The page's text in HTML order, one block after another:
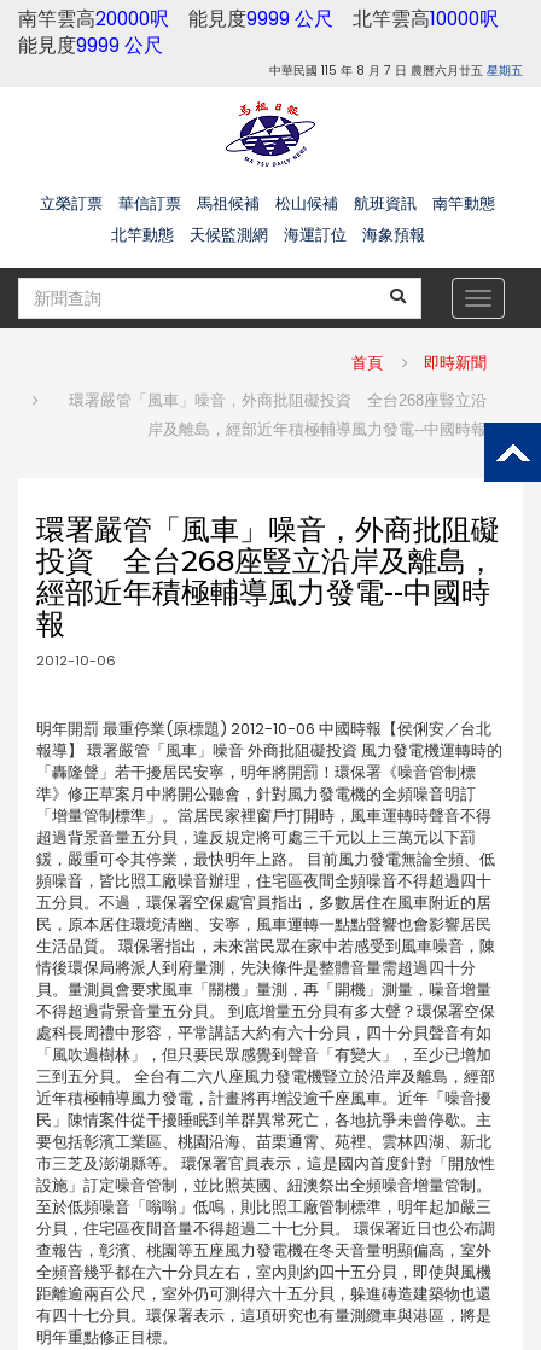
南竿雲高20000呎 能見度9999 公尺 北竿雲高10000呎
能見度9999 公尺
中華民國 115 年 8 月 7 日 農曆六月廿五 星期五
立榮訂票 華信訂票 馬祖候補 松山候補 航班資訊
南竿動態
北竿動態
天候監測網 海運訂位 海象預報
Toggle
首頁 即時新聞
環署嚴管「風車」噪音，外商批阻礙投資 全台268座豎立沿
岸及離島，經部近年積極輔導風力發電--中國時報
環署嚴管「風車」噪音，外商批阻礙
投資 全台268座豎立沿岸及離島，
經部近年積極輔導風力發電--中國時
報
2012-10-06
明年開罰 最重停業(原標題) 2012-10-06 中國時報【侯俐安／台北
報導】 環署嚴管「風車」噪音 外商批阻礙投資 風力發電機運轉時的
「轟隆聲」若干擾居民安寧，明年將開罰！環保署《噪音管制標
準》修正草案月中將開公聽會，針對風力發電機的全頻噪音明訂
「增量管制標準」。當居民家裡窗戶打開時，風車運轉時聲音不得
超過背景音量五分貝，違反規定將可處三千元以上三萬元以下罰
鍰，嚴重可令其停業，最快明年上路。 目前風力發電無論全頻、低
頻噪音，皆比照工廠噪音辦理，住宅區夜間全頻噪音不得超過四十
五分貝。不過，環保署空保處官員指出，多數居住在風車附近的居
民，原本居住環境清幽、安寧，風車運轉一點點聲響也會影響居民
生活品質。 環保署指出，未來當民眾在家中若感受到風車噪音，陳
情後環保局將派人到府量測，先決條件是整體音量需超過四十分
貝。量測員會要求風車「關機」量測，再「開機」測量，噪音增量
不得超過背景音量五分貝。 到底增量五分貝有多大聲？環保署空保
處科長周禮中形容，平常講話大約有六十分貝，四十分貝聲音有如
「風吹過樹林」，但只要民眾感覺到聲音「有變大」，至少已增加
三到五分貝。 全台有二六八座風力發電機豎立於沿岸及離島，經部
近年積極輔導風力發電，計畫將再增設逾千座風車。近年「噪音擾
民」陳情案件從干擾睡眠到羊群異常死亡，各地抗爭未曾停歇。主
要包括彰濱工業區、桃園沿海、苗栗通霄、苑裡、雲林四湖、新北
市三芝及澎湖縣等。 環保署官員表示，這是國內首度針對「開放性
設施」訂定噪音管制，並比照英國、紐澳祭出全頻噪音增量管制。
至於低頻噪音「嗡嗡」低鳴，則比照工廠管制標準，明年起加嚴三
分貝，住宅區夜間音量不得超過二十七分貝。 環保署近日也公布調
查報告，彰濱、桃園等五座風力發電機在冬天音量明顯偏高，室外
全頻音幾乎都在六十分貝左右，室內則約四十五分貝，即使與風機
距離逾兩百公尺，室外仍可測得六十五分貝，躲進磚造建築物也還
有四十七分貝。環保署表示，這項研究也有量測纜車與港區，將是
明年重點修正目標。